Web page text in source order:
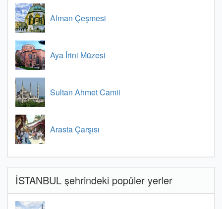
Alman Çeşmesi
Aya İrini Müzesi
Sultan Ahmet Camii
Arasta Çarşısı
İSTANBUL şehrindeki popüler yerler